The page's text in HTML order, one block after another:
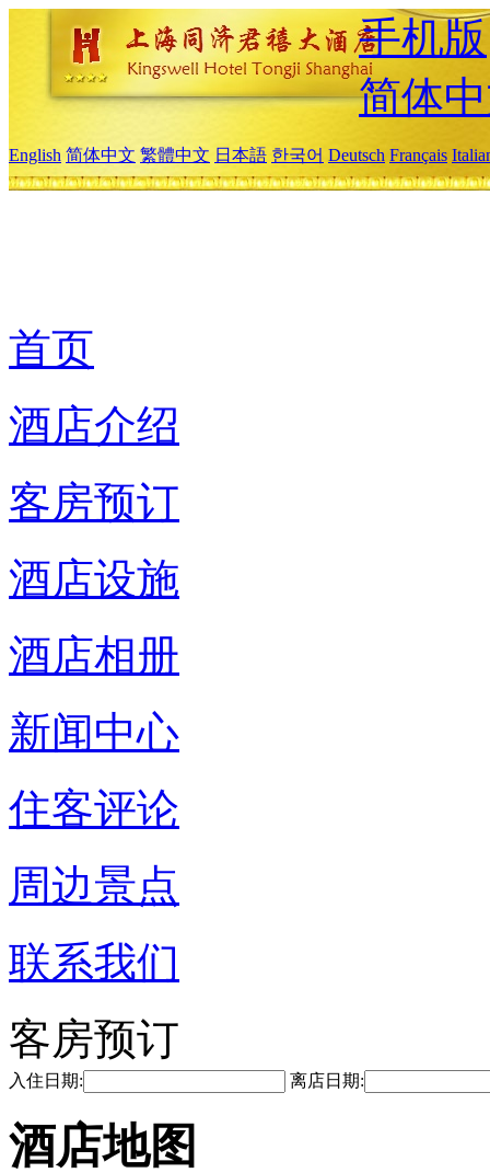
手机版
简体
English 简体中文 繁體中文 日本語 한국어 Deutsch Français
首页
酒店介绍
客房预订
酒店设施
酒店相册
新闻中心
住客评论
周边景点
联系我们
客房预订
入住日期: 离店日期:
酒店地图